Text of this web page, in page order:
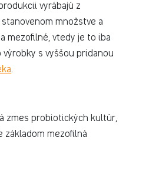
vyrábajú z
množstve a
mezofilné, vtedy je to iba
s vyššou pridanou
zmes probiotických kultúr,
základom mezofilná